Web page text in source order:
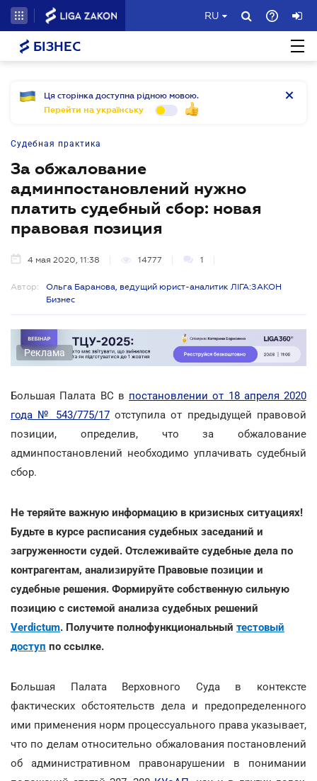
RU
БІЗНЕС
Ця сторінка доступна рідною мовою.
Перейти на українську
Судебная практика
За обжалование
админпостановлений нужно
платить судебный сбор: новая
правовая позиция
4 мая 2020, 11:38 14777 1
Автор:
Ольга Баранова, ведущий юрист-аналитик ЛІГА:ЗАКОН
Бизнес
Реклама
Большая Палата ВС в постановлении от 18 апреля 2020
года № 543/775/17отступила от предыдущей правовой
позиции, определив, что за обжалование
админпостановлений необходимо уплачивать судебный
сбор.
Не теряйте важную информацию в кризисных ситуациях!
Будьте в курсе расписания судебных заседаний и
загруженности судей. Отслеживайте судебные дела по
контрагентам, анализируйте Правовые позиции и
судебные решения. Формируйте собственную сильную
позицию с системой анализа судебных решений
Verdictum. Получите полнофункциональный тестовый
доступ по ссылке.
Большая Палата Верховного Суда в контексте
фактических обстоятельств дела и предопределенного
ими применения норм процессуального права указывает,
что по делам относительно обжалования постановлений
об административном правонарушении в понимании